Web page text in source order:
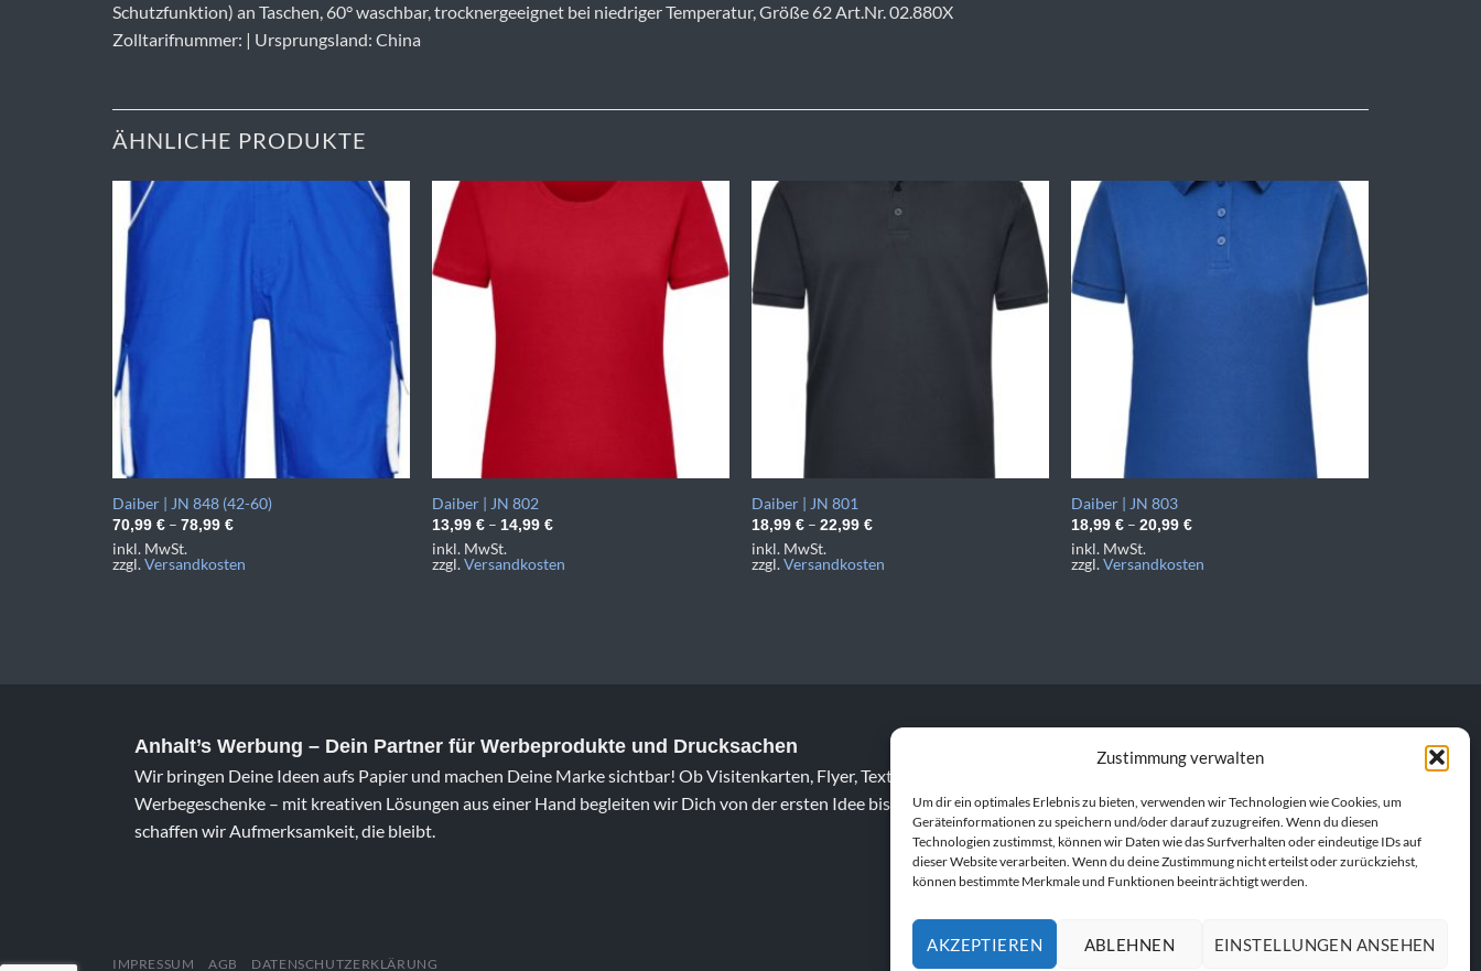
Zustimmung verwalten
Um dir ein optimales Erlebnis zu bieten, verwenden wir Technologien wie Cookies, um
Geräteinformationen zu speichern und/oder darauf zuzugreifen. Wenn du diesen
Technologien zustimmst, können wir Daten wie das Surfverhalten oder eindeutige IDs auf
dieser Website verarbeiten. Wenn du deine Zustimmung nicht erteilst oder zurückziehst,
können bestimmte Merkmale und Funktionen beeinträchtigt werden.
AKZEPTIEREN ABLEHNEN EINSTELLUNGEN ANSEHEN
Schutzfunktion) an Taschen, 60° waschbar, trocknergeeignet bei niedriger Temperatur, Größe 62 Art.Nr. 02.880X
Zolltarifnummer: | Ursprungsland: China
ÄHNLICHE PRODUKTE
Daiber | JN 848 (42-60)
70,99 €– 78,99 €
inkl. MwSt.
zzgl.Versandkosten
Daiber | JN 802
13,99 €– 14,99 €
inkl. MwSt.
zzgl.Versandkosten
Daiber | JN 801
18,99 €– 22,99 €
inkl. MwSt.
zzgl.Versandkosten
Daiber | JN 803
18,99 €– 20,99 €
inkl. MwSt.
zzgl.Versandkosten
Anhalt’s Werbung – Dein Partner für Werbeprodukte und Drucksachen
Wir bringen Deine Ideen aufs Papier und machen Deine Marke sichtbar! Ob Visitenkarten, Flyer, Textildruck oder personalisierte
Werbegeschenke – mit kreativen Lösungen aus einer Hand begleiten wir Dich von der ersten Idee bis zum fertigen Produkt. Gemeinsam
schaffen wir Aufmerksamkeit, die bleibt.
IMPRESSUM AGB DATENSCHUTZERKLÄRUNG